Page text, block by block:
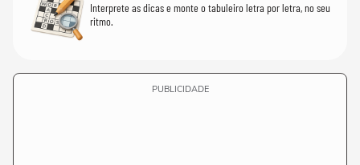
Interprete as dicas e monte o tabuleiro letra por letra, no seu
ritmo.
PUBLICIDADE